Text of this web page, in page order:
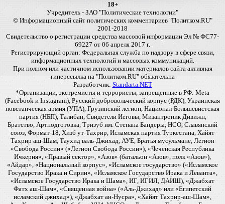
18+
Учредитель - ЗАО "Политические технологии"
© Информационный сайт политических комментариев "Политком.RU"
2001-2018
Свидетельство о регистрации средства массовой информации Эл № ФС77-
69227 от 06 апреля 2017 г.
Регистрирующий орган: Федеральная служба по надзору в сфере связи,
информационных технологий и массовых коммуникаций.
При полном или частичном использовании материалов сайта активная
гиперссылка на "Политком.RU" обязательна
Разработчик: Standarta.NET
*Организации, экстремисты и террористы, запрещенные в РФ: Meta
(Facebook и Instagram), Русский добровольческий корпус (РДК), Украинская
повстанческая армия (УПА), Грузинский легион, Национал-Большевистская
партия (НБП), Талибан, Свидетели Иеговы, Мизантропик Дивижн,
Братство, Артподготовка, Тризуб им. Степана Бандеры, НСО, Славянский
союз, Формат-18, Хизб ут-Тахрир, Исламская партия Туркестана, Хайят
Тахрир аш-Шам, Таухид валь-Джихад, АУЕ, Братья мусульмане, Легион
«Свобода России» («Легион Свобода России»), «Чеченская Республика
Ичкерия», «Правый сектор», «Азов» (батальон «Азов», полк «Азов»),
«Айдар», «Национальный корпус», «Исламское государство» («Исламское
Государство Ирака и Сирии», «Исламское Государство Ирака и Леванта»,
«Исламское Государство Ирака и Шама», ИГ, ИГИЛ, ДАИШ), «Джабхат
Фатх аш-Шам», «Священная война» («Аль-Джихад» или «Египетский
исламский джихад»), «Джабхат ан-Нусра», «Хайят Тахрир-аш-Шам»,